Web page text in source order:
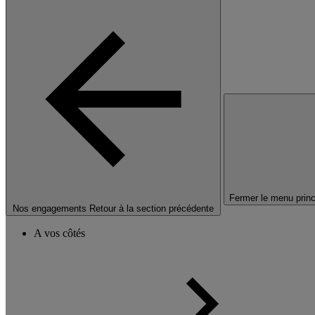
Nos engagements Retour à la section précédente
Fermer le menu
A vos côtés